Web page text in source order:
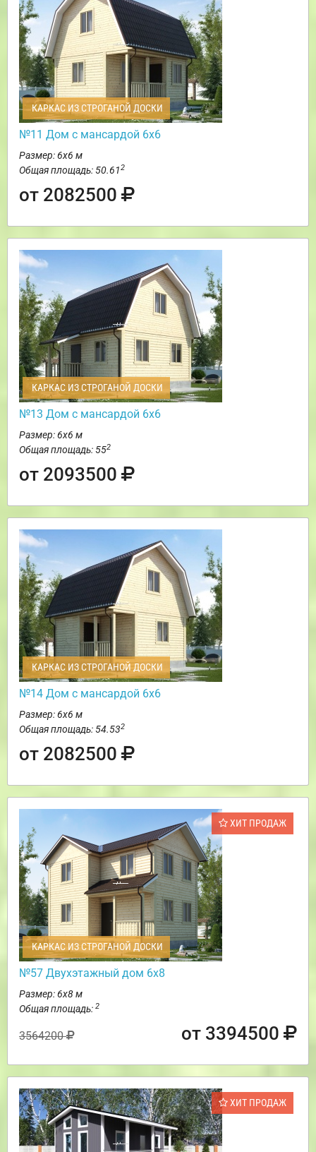
КАРКАС ИЗ СТРОГАНОЙ ДОСКИ
№11 Дом с мансардой 6х6
Размер: 6х6 м
Общая площадь: 50.612
от 2082500
КАРКАС ИЗ СТРОГАНОЙ ДОСКИ
№13 Дом с мансардой 6х6
Размер: 6х6 м
Общая площадь: 552
от 2093500
КАРКАС ИЗ СТРОГАНОЙ ДОСКИ
№14 Дом с мансардой 6х6
Размер: 6х6 м
Общая площадь: 54.532
от 2082500
ХИТ ПРОДАЖ
КАРКАС ИЗ СТРОГАНОЙ ДОСКИ
№57 Двухэтажный дом 6х8
Размер: 6х8 м
Общая площадь: 2
3564200 от 3394500
ХИТ ПРОДАЖ